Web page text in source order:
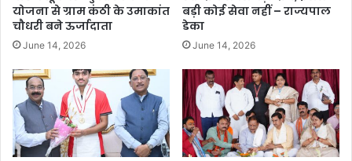
योजना से ग्राम कंठी के उमाकांत
चौधरी बने ऊर्जादाता
June 14, 2026
बड़ी कोई सेवा नहीं – राज्यपाल
डेका
June 14, 2026